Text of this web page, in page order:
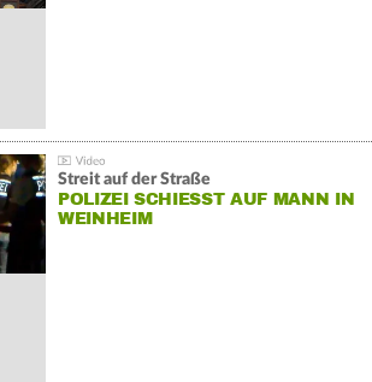
Streit auf der Straße
POLIZEI SCHIESST AUF MANN IN W
EINHEIM